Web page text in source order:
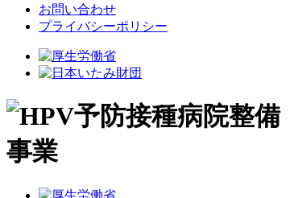
お問い合わせ
プライバシーポリシー